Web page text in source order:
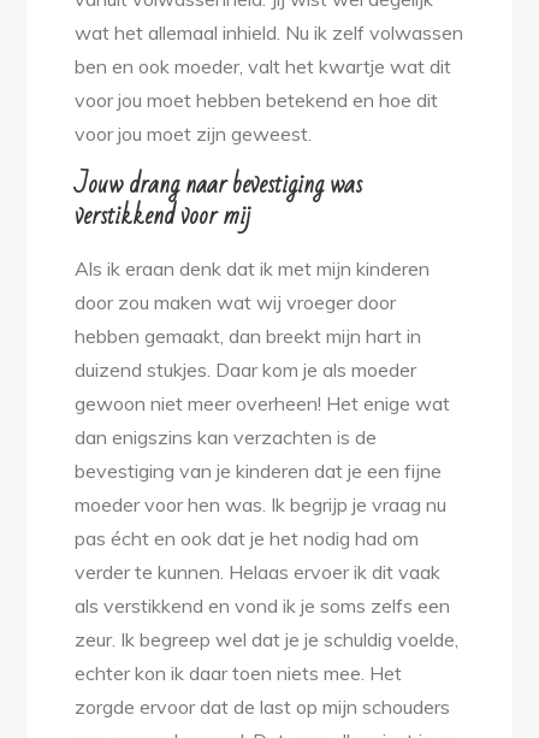
wat het allemaal inhield. Nu ik zelf volwassen
ben en ook moeder, valt het kwartje wat dit
voor jou moet hebben betekend en hoe dit
voor jou moet zijn geweest.
Jouw drang naar bevestiging was
verstikkend voor mij
Als ik eraan denk dat ik met mijn kinderen
door zou maken wat wij vroeger door
hebben gemaakt, dan breekt mijn hart in
duizend stukjes. Daar kom je als moeder
gewoon niet meer overheen! Het enige wat
dan enigszins kan verzachten is de
bevestiging van je kinderen dat je een fijne
moeder voor hen was. Ik begrijp je vraag nu
pas écht en ook dat je het nodig had om
verder te kunnen. Helaas ervoer ik dit vaak
als verstikkend en vond ik je soms zelfs een
zeur. Ik begreep wel dat je je schuldig voelde,
echter kon ik daar toen niets mee. Het
zorgde ervoor dat de last op mijn schouders